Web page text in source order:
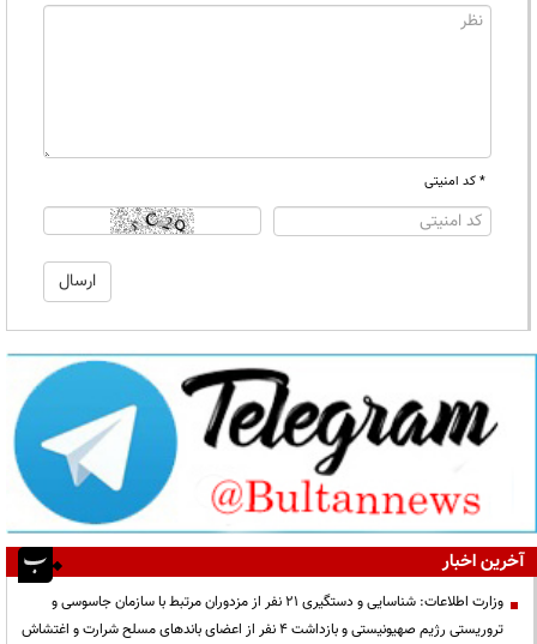
* کد امنیتی
آخرین اخبار
وزارت اطلاعات: شناسایی و دستگیری ۲۱ نفر از مزدوران مرتبط با سازمان جاسوسی و
تروریستی رژیم صهیونیستی و بازداشت ۴ نفر از اعضای باندهای مسلح شرارت و اغتشاش